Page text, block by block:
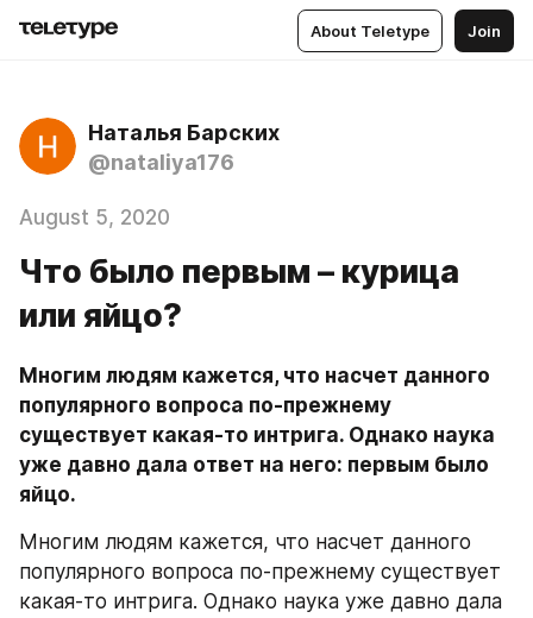
About Teletype Join
Наталья Барских
@nataliya176
August 5, 2020
Что было первым – курица
или яйцо?
Многим людям кажется, что насчет данного
популярного вопроса по-прежнему
существует какая-то интрига. Однако наука
уже давно дала ответ на него: первым было
яйцо.
Многим людям кажется, что насчет данного
популярного вопроса по-прежнему существует
какая-то интрига. Однако наука уже давно дала